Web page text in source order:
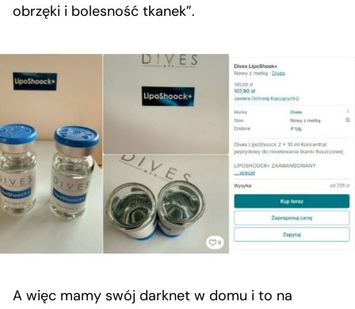
obrzęki i bolesność tkanek”.
A więc mamy swój darknet w domu i to na